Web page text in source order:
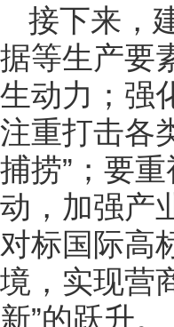
接下来，
据等生产要
生动力；强
注重打击各
捕捞”；要
动，加强产
对标国际高
境，实现营
新”的跃升。